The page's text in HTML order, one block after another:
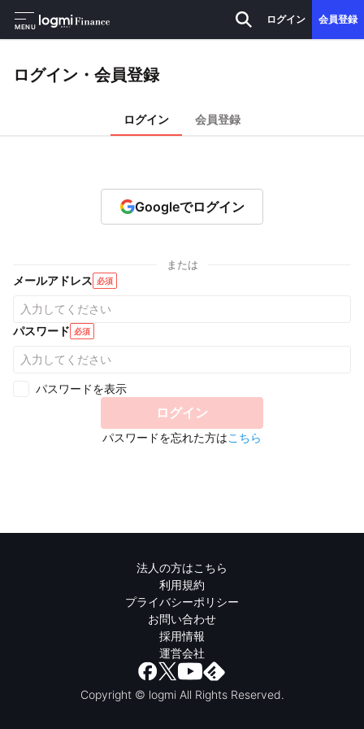
MENU
ログイン 会員登録
ログイン・会員登録
ログイン 会員登録
Googleでログイン
または
メールアドレス 必須
パスワード 必須
パスワードを表示
ログイン
パスワードを忘れた方はこちら
法人の方はこちら
利用規約
プライバシーポリシー
お問い合わせ
採用情報
運営会社
Copyright © logmi All Rights Reserved.